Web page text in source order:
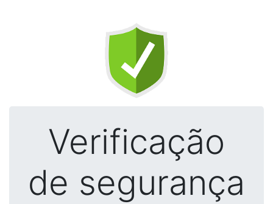
Verificação
de segurança